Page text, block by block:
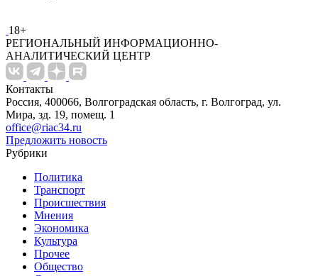
18+
РЕГИОНАЛЬНЫЙ ИНФОРМАЦИОННО-
АНАЛИТИЧЕСКИЙ ЦЕНТР
Контакты
Россия, 400066, Волгоградская область, г. Волгоград, ул.
Мира, зд. 19, помещ. 1
office@riac34.ru
Предложить новость
Рубрики
Политика
Транспорт
Происшествия
Мнения
Экономика
Культура
Прочее
Общество